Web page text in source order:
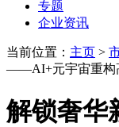
专题
企业资讯
当前位置： 主页 >
——AI+元宇宙重构
解锁奢华